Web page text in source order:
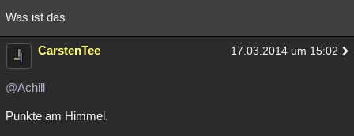
Was ist das
CarstenTee 17.03.2014 um 15:02
@Achill
Punkte am Himmel.